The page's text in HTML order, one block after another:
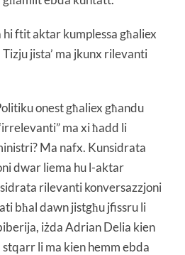
ftit aktar kumplessa għaliex
jista’ ma jkunx rilevanti
onest għaliex għandu
ma xi ħadd li
Ma nafx. Kunsidrata
dwar liema hu l-aktar
rilevanti konversazzjoni
bħal dawn jistgħu jfissru li
iżda Adrian Delia kien
li ma kien hemm ebda